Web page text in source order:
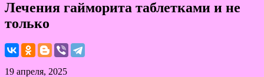
Лечения гайморита таблетками и не
только
19 апреля, 2025